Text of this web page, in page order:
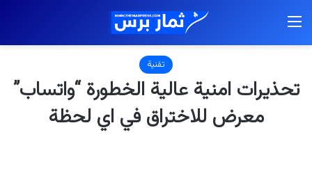
تقنية
تحذيرات امنية عالية الخطورة “واتساب”
معرض للاختراق في اي لحظة